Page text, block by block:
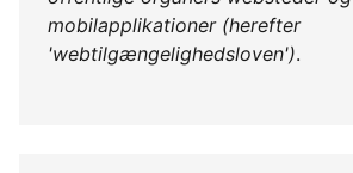
mobilapplikationer (herefter
'webtilgængelighedsloven').